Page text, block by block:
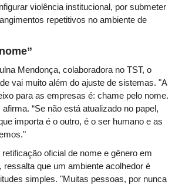
das Contratações Obras
Colaborativa
Riscos
de Inovação
de Governança de Gestão de Pessoas
violência institucional, por submeter
repetitivos no ambiente de
Mendonça, colaboradora no TST, o
vai muito além do ajuste de sistemas. "A
para as empresas é: chame pelo nome.
afirma. “Se não está atualizado no papel,
importa é o outro, é o ser humano e as
oficial de nome e gênero em
ressalta que um ambiente acolhedor é
simples. "Muitas pessoas, por nunca